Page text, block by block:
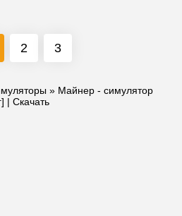
2 3
» Майнер - симулятор
| Скачать